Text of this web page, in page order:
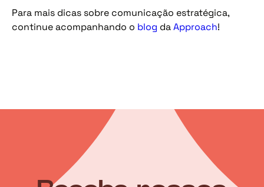
Para mais dicas sobre comunicação estratégica,
continue acompanhando o blog daApproach!